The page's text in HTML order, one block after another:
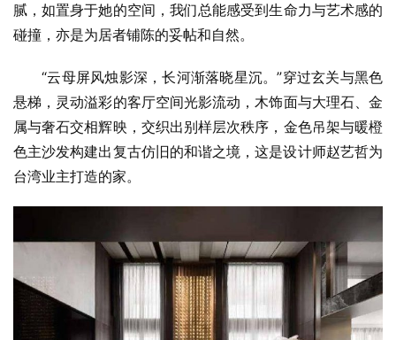
腻，如置身于她的空间，我们总能感受到生命力与艺术感的
碰撞，亦是为居者铺陈的妥帖和自然。
“云母屏风烛影深，长河渐落晓星沉。”穿过玄关与黑色
悬梯，灵动溢彩的客厅空间光影流动，木饰面与大理石、金
属与奢石交相辉映，交织出别样层次秩序，金色吊架与暖橙
色主沙发构建出复古仿旧的和谐之境‍‍‍，这是设计师赵艺哲为
台湾业主打造的家。